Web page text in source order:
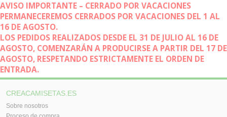
AVISO IMPORTANTE – CERRADO POR VACACIONES
PERMANECEREMOS CERRADOS POR VACACIONES DEL 1 AL
16 DE AGOSTO.
LOS PEDIDOS REALIZADOS DESDE EL 31 DE JULIO AL 16 DE
AGOSTO, COMENZARÁN A PRODUCIRSE A PARTIR DEL 17 DE
AGOSTO, RESPETANDO ESTRICTAMENTE EL ORDEN DE
ENTRADA.
CREACAMISETAS.ES
Sobre nosotros